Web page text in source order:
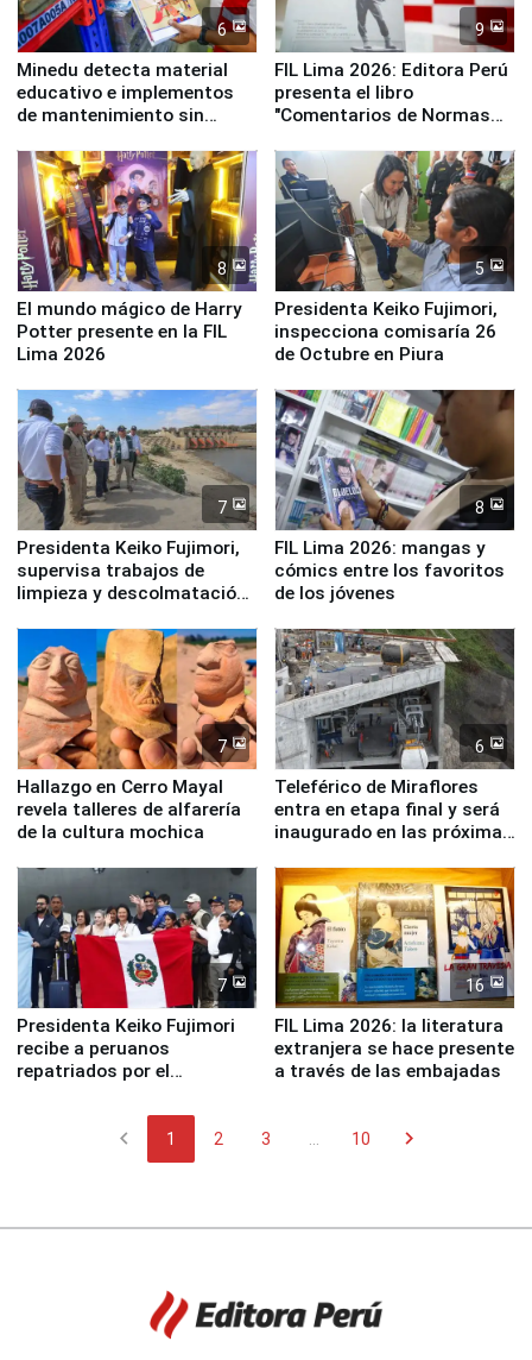
6
Minedu detecta material
educativo e implementos
de mantenimiento sin
la UGEL 2
9
FIL Lima 2026: Editora Perú
presenta el libro
"Comentarios de Normas
Derecho Colectivo"
8
El mundo mágico de Harry
Potter presente en la FIL
Lima 2026
5
Presidenta Keiko Fujimori,
inspecciona comisaría 26
de Octubre en Piura
7
Presidenta Keiko Fujimori,
supervisa trabajos de
limpieza y descolmatación
8
FIL Lima 2026: mangas y
cómics entre los favoritos
de los jóvenes
7
Hallazgo en Cerro Mayal
revela talleres de alfarería
de la cultura mochica
6
Teleférico de Miraflores
entra en etapa final y será
inaugurado en las próximas
7
Presidenta Keiko Fujimori
recibe a peruanos
repatriados por el
16
FIL Lima 2026: la literatura
extranjera se hace presente
a través de las embajadas
chevron_left 1 2 3 10 chevron_right